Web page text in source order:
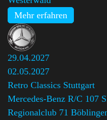
Mehr erfahren
29.04.2027
02.05.2027
Retro Classics Stuttgart
Mercedes-Benz R/C 107
Regionalclub 71